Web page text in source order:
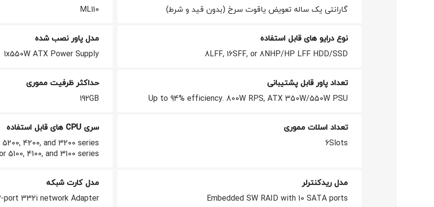
گارانتی یک ساله تعویض یاقوت سرخ (بدون قید و شرط)
ML110
نوع درایو های قابل استفاده
8LFF, 16SFF, or 8NHP/HP LFF HDD/SSD
مدل پاور نصب شده
1x550W ATX Power Supply
تعداد پاور قابل پشتیبانی
Up to 94% efficiency. 800W RPS, ATX 350W/550W PSU
حداکثر ظرفیت مموری
192GB
تعداد اسلات مموری
6Slots
سری CPU های قابل استفاده
4200, and 3200 series
4100, and 3100 series
مدل ریدکنترلر
Embedded SW RAID with 10 SATA ports
مدل کارت شبکه
port 332i network Adapter